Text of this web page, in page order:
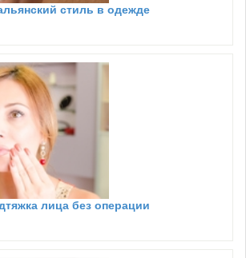
стиль в одежде
лица без операции